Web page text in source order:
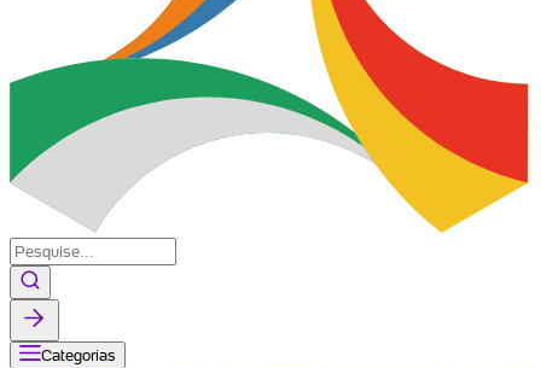
Categorias